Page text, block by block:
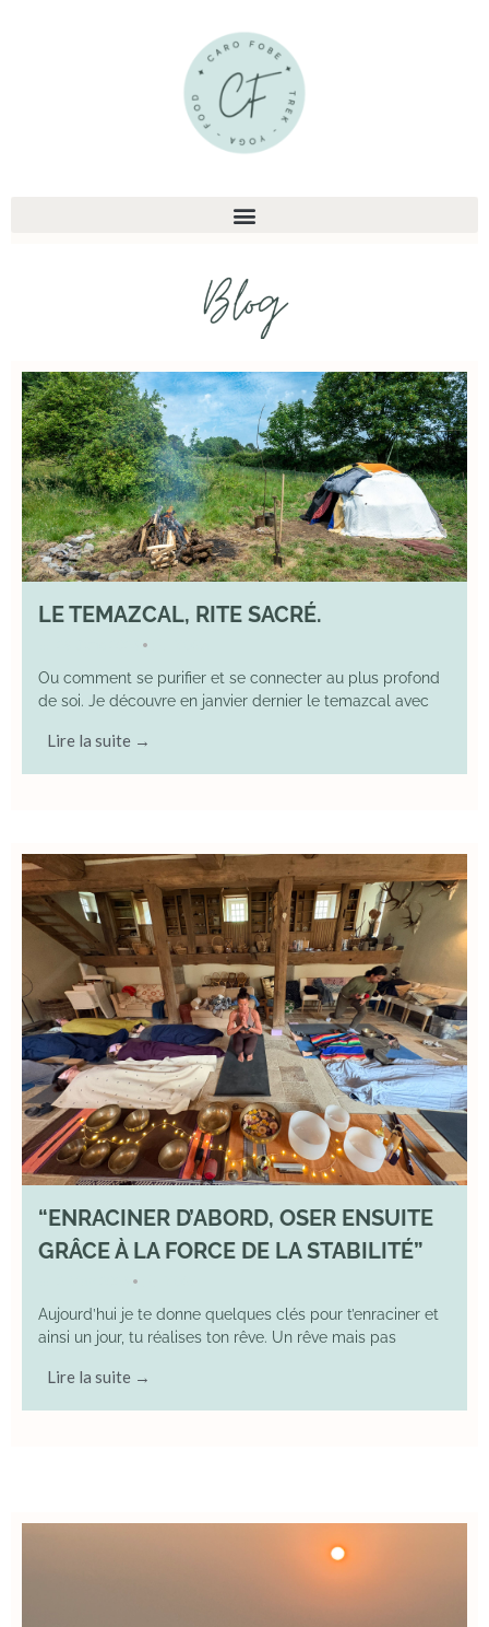
LE TEMAZCAL, RITE SACRÉ.
•
Ou comment se purifier et se connecter au plus profond
de soi. Je découvre en janvier dernier le temazcal avec
Lire la suite →
“ENRACINER D’ABORD, OSER ENSUITE
GRÂCE À LA FORCE DE LA STABILITÉ”
•
Aujourd’hui je te donne quelques clés pour t’enraciner et
ainsi un jour, tu réalises ton rêve. Un rêve mais pas
Lire la suite →